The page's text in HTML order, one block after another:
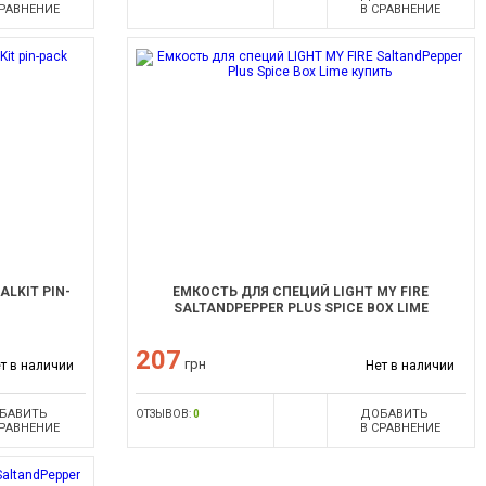
В СРАВНЕНИЕ
PIN-
в наличии
ЕМКОСТЬ ДЛЯ СПЕЦИЙ LIGHT MY FIRE
SALTANDPEPPER PLUS SPICE BOX LIME
207 грн Нет в наличии
ОТЗЫВОВ:0
ДОБАВИТЬ
В СРАВНЕНИЕ